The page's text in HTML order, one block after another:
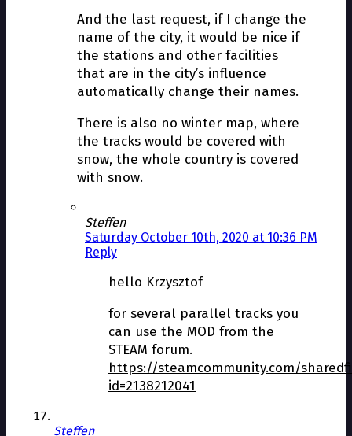
And the last request, if I change the
name of the city, it would be nice if
the stations and other facilities
that are in the city’s influence
automatically change their names.
There is also no winter map, where
the tracks would be covered with
snow, the whole country is covered
with snow.
Steffen
Saturday October 10th, 2020 at 10:36 PM
Reply
hello Krzysztof
for several parallel tracks you
can use the MOD from the
STEAM forum.
https://steamcommunity.com/
id=2138212041
Steffen